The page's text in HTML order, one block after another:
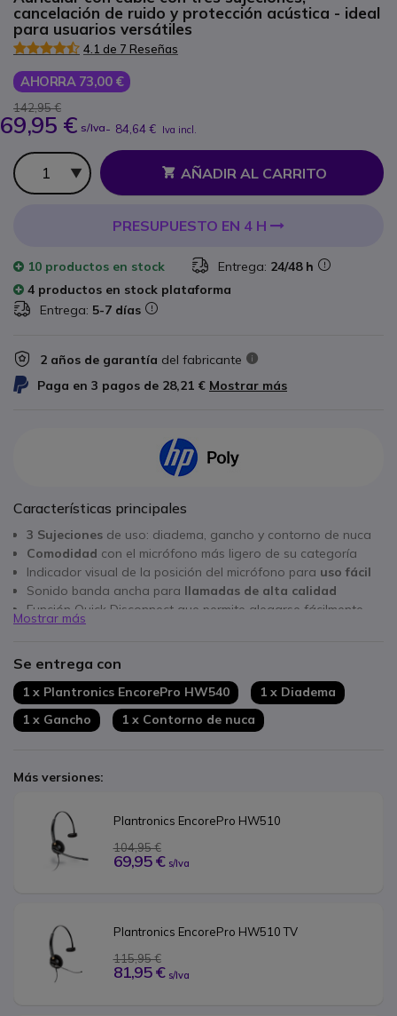
cancelación de ruido y protección acústica - ideal
para usuarios versátiles
4.1 de 7 Reseñas
AHORRA 73,00 €
142,95 €
69,95 € s/Iva- 84,64 € Iva incl.
Cantidad
AÑADIR AL CARRITO
PRESUPUESTO EN 4 H
10 productos en stock Entrega: 24/48 h
4 productos en stock plataforma
Entrega: 5-7 días
2 años de garantía del fabricante
Paga en 3 pagos de 28,21 € Mostrar más
Características principales
3 Sujeciones de uso: diadema, gancho y contorno de nuca
Comodidad con el micrófono más ligero de su categoría
Indicador visual de la posición del micrófono para uso fácil
Sonido banda ancha para llamadas de alta calidad
Función Quick Disconnect que permite alegarse fácilmente
Compatible con multitud de conexiones PC, teléfono...
Mostrar más
Se entrega con
1 x Plantronics EncorePro HW540
1 x Diadema
1 x Gancho
1 x Contorno de nuca
Más versiones:
Plantronics EncorePro HW510
104,95 €
69,95 € s/Iva
Plantronics EncorePro HW510 TV
115,95 €
81,95 € s/Iva